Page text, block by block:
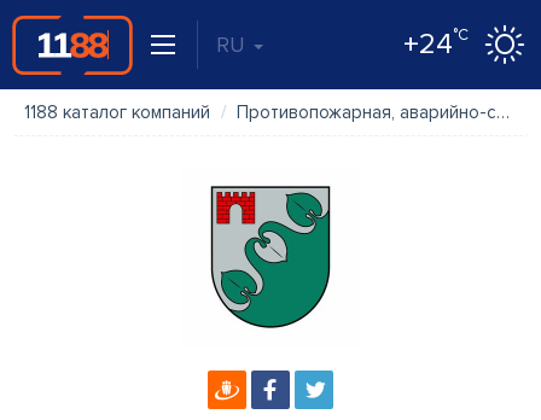
RU +24°C
1188 каталог компаний Противопожарная, аварийно-спасательная служба